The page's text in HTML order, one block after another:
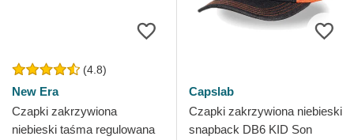
(4.8)
New Era
Czapki zakrzywiona
niebieski taśma regulowana
Capslab
Czapki zakrzywiona niebieski
snapback DB6 KID Son